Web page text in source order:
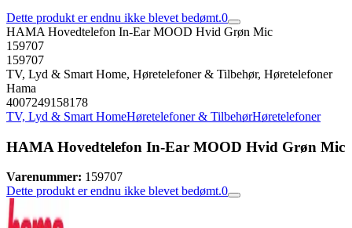
Dette produkt er endnu ikke blevet bedømt.0
HAMA Hovedtelefon In-Ear MOOD Hvid Grøn Mic
159707
159707
TV, Lyd & Smart Home, Høretelefoner & Tilbehør, Høretelefoner
Hama
4007249158178
TV, Lyd & Smart HomeHøretelefoner & TilbehørHøretelefoner
HAMA Hovedtelefon In-Ear MOOD Hvid Grøn Mic
Varenummer: 159707
Dette produkt er endnu ikke blevet bedømt.0